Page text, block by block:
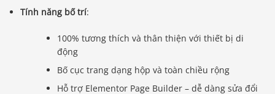
Tính năng bố trí:
100% tương thích và thân thiện với thiết bị di
động
Bố cục trang dạng hộp và toàn chiều rộng
Hỗ trợ Elementor Page Builder – dễ dàng sửa đổi